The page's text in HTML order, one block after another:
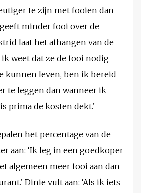
te zijn met fooien dan
minder fooi over de
laat het afhangen van de
ik weet dat ze de fooi nodig
kunnen leven, ben ik bereid
te leggen dan wanneer ik
prima de kosten dekt.’
het percentage van de
aan: ‘Ik leg in een goedkoper
algemeen meer fooi aan dan
Dinie vult aan: ‘Als ik iets